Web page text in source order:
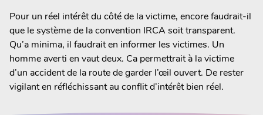
Pour un réel intérêt du côté de la victime, encore faudrait-il
que le système de la convention IRCA soit transparent.
Qu’a minima, il faudrait en informer les victimes. Un
homme averti en vaut deux. Ca permettrait à la victime
d’un accident de la route de garder l’œil ouvert. De rester
vigilant en réfléchissant au conflit d’intérêt bien réel.